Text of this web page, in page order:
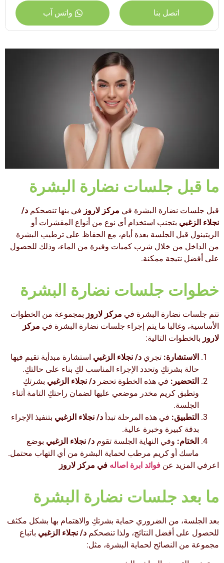
اتصل بنا واتس آب
ما قبل جلسات نضارة البشرة
قبل جلسات نضارة البشرة في مركز لاروز في بنها تنصحكم د/
نجلاء الزغبي بتجنب استخدام أي نوع من أنواع المقشرات أو
الريتينول قبل الجلسة بعدة أيام، مع الحفاظ على ترطيب البشرة
من الداخل من خلال شرب كميات وفيرة من الماء، وذلك للحصول
على أفضل نتيجة ممكنة.
خطوات جلسات نضارة البشرة
تتم جلسات نضارة البشرة في مركز لاروز بمجموعة من الخطوات
الأساسية، وغالبا ما يتم إجراء جلسات نضارة البشرة في مركز
لاروز بالخطوات التالية:
الاستشارة: تجري د/ نجلاء الزغبي استشارة مبدأية تقيم فيها
حالة بشرتكِ وتحدد الإجراء المناسب لكِ بناء على حالتكِ.
التحضير: في هذه الخطوة تحضر د/ نجلاء الزغبي بشرتكِ
وتطبق كريم مخدر موضعي عليها لضمان راحتكِ التامة أثناء
الجلسة.
التطبيق: في هذه المرحلة تبدأ د/ نجلاء الزغبي بتنفيذ الإجراء
بدقة كبيرة وخبرة عالية.
الختام: وفي النهاية الجلسة تقوم د/ نجلاء الزغبي بوضع
ماسك أو كريم مرطب لحماية البشرة من أي التهاب محتمل.
اعرفي المزيد عن فوائد ابرة اصاله في مركز لاروز
ما بعد جلسات نضارة البشرة
بعد الجلسة، من الضروري حماية بشرتكِ والاهتمام بها بشكل مكثف
للحصول على أفضل النتائج، ولذا تنصحكم د/ نجلاء الزغبي باتباع
مجموعة من النصائح لحماية البشرة، مثل: